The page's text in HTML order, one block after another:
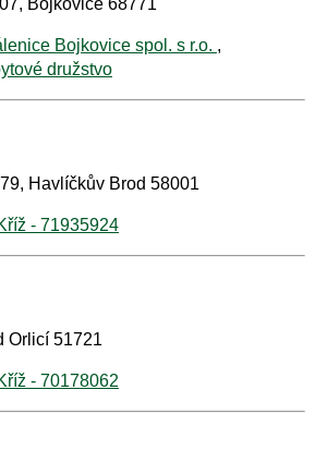
Bojkovice 68771
Bojkovice spol. s r.o. ,
družstvo
Havlíčkův Brod 58001
- 71935924
Orlicí 51721
- 70178062